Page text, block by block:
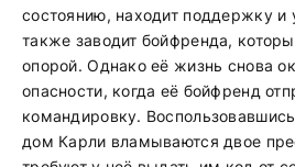
состоянию, находит поддержку и
также заводит бойфренда,
опорой. Однако её жизнь снова
опасности, когда её бойфренд
командировку.
дом Карли вламываются двое